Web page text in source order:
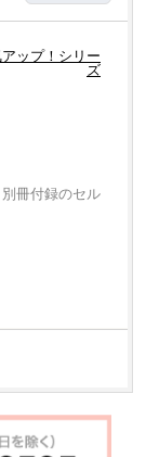
ップ！シリー
ズ
冊付録のセル